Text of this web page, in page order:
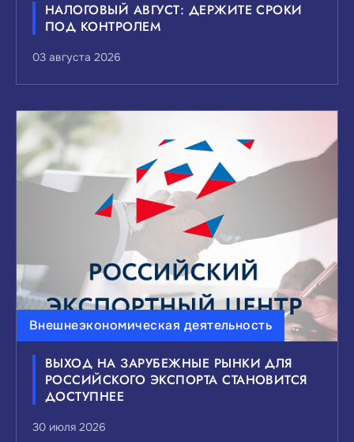
НАЛОГОВЫЙ АВГУСТ: ДЕРЖИТЕ СРОКИ
ПОД КОНТРОЛЕМ
03 августа 2026
Внешнеэкономическая деятельность
ВЫХОД НА ЗАРУБЕЖНЫЕ РЫНКИ ДЛЯ
РОССИЙСКОГО ЭКСПОРТА СТАНОВИТСЯ
ДОСТУПНЕЕ
30 июля 2026